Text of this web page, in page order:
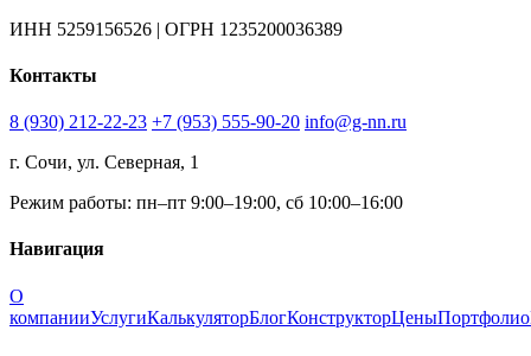
ИНН 5259156526 | ОГРН 1235200036389
Контакты
8 (930) 212-22-23 +7 (953) 555-90-20 info@g-nn.ru
г. Сочи, ул. Северная, 1
Режим работы: пн–пт 9:00–19:00, сб 10:00–16:00
Навигация
О
компанииУслугиКалькуляторБлогКонструкторЦеныПортфолио